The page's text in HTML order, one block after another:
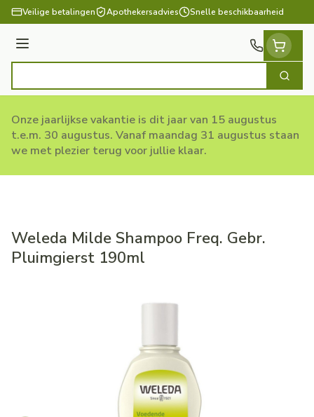
Ga naar de inhoud
Veilige betalingen Apothekersadvies Snelle beschikbaarheid
Menu
Zoek
Onze jaarlijkse vakantie is dit jaar van 15 augustus
t.e.m. 30 augustus. Vanaf maandag 31 augustus staan
we met plezier terug voor jullie klaar.
Weleda Milde Shampoo Freq. Gebr.
Pluimgierst 190ml